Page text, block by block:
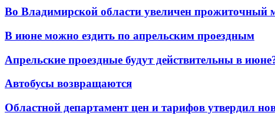
Во Владимирской области увеличен прожиточный
В июне можно ездить по апрельским проездным
Апрельские проездные будут действительны в
Автобусы возвращаются
Областной департамент цен и тарифов утвердил